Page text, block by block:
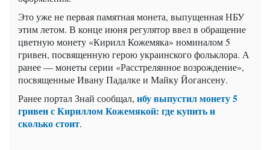
Это уже не первая памятная монета, выпущенная НБУ
этим летом. В конце июня регулятор ввел в обращение
цветную монету «Кирилл Кожемяка» номиналом 5
гривен, посвященную герою украинского фольклора. А
ранее — монеты серии «Расстрелянное возрождение»,
посвященные Ивану Падалке и Майку Йогансену.
Ранее портал Знай сообщал, нбу выпустил монету 5
гривен с Кириллом Кожемякой: где купить и
сколько стоит.